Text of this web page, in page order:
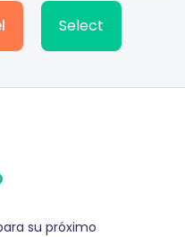
Select
su próximo